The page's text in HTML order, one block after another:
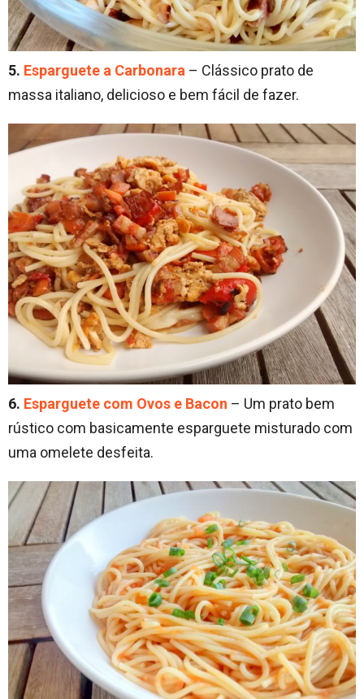
5. Esparguete a Carbonara – Clássico prato de
massa italiano, delicioso e bem fácil de fazer.
6. Esparguete com Ovos e Bacon – Um prato bem
rústico com basicamente esparguete misturado com
uma omelete desfeita.